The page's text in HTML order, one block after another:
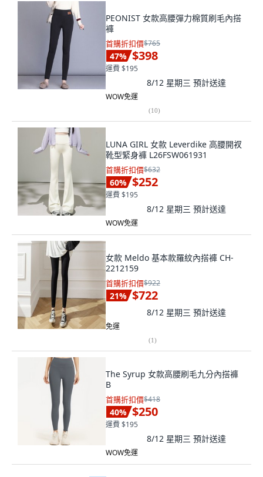
PEONIST 女款高腰彈力棉質刷毛內搭
褲
首購折扣價$765
47% $398
運費 $195
8/12 星期三 預計送達
WOW免運
(10)
LUNA GIRL 女款 Leverdike 高腰開衩
靴型緊身褲 L26FSW061931
首購折扣價$632
60% $252
運費 $195
8/12 星期三 預計送達
WOW免運
女款 Meldo 基本款羅紋內搭褲 CH-
2212159
首購折扣價$922
21% $722
8/12 星期三 預計送達
免運
(1)
The Syrup 女款高腰刷毛九分內搭褲
B
首購折扣價$418
40% $250
運費 $195
8/12 星期三 預計送達
WOW免運